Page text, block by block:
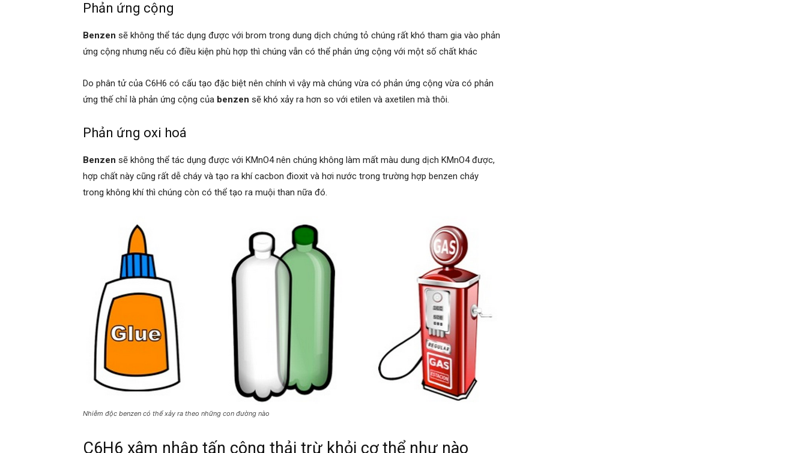
Phản ứng cộng
Benzen sẽ không thể tác dụng được với brom trong dung dịch chứng tỏ chúng rất khó tham gia vào phản
ứng cộng nhưng nếu có điều kiện phù hợp thì chúng vẫn có thể phản ứng cộng với một số chất khác
Do phân tử của C6H6 có cấu tạo đặc biệt nên chính vì vậy mà chúng vừa có phản ứng cộng vừa có phản
ứng thế chỉ là phản ứng cộng của benzen sẽ khó xảy ra hơn so với etilen và axetilen mà thôi.
Phản ứng oxi hoá
Benzen sẽ không thể tác dụng được với KMnO4 nên chúng không làm mất màu dung dịch KMnO4 được,
hợp chất này cũng rất dễ cháy và tạo ra khí cacbon đioxit và hơi nước trong trường hợp benzen cháy
trong không khí thì chúng còn có thể tạo ra muội than nữa đó.
Nhiễm độc benzen có thể xảy ra theo những con đường nào
C6H6 xâm nhập tấn công thải trừ khỏi cơ thể như nào